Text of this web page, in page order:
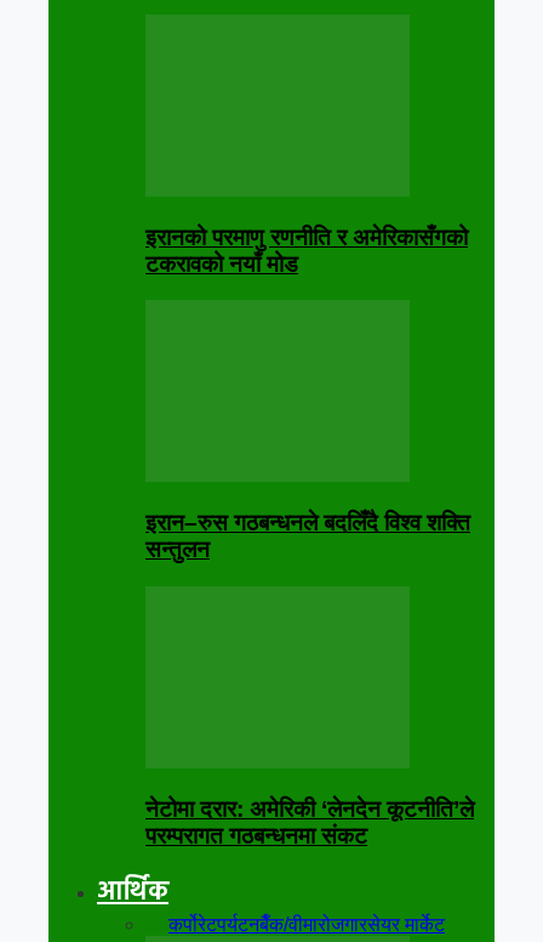
इरानको परमाणु रणनीति र अमेरिकासँगको
टकरावको नयाँ मोड
इरान–रुस गठबन्धनले बदलिँदै विश्व शक्ति
सन्तुलन
नेटोमा दरार: अमेरिकी ‘लेनदेन कूटनीति’ले
परम्परागत गठबन्धनमा संकट
आर्थिक
सबैकर्पोरेटपर्यटनबैँक/वीमारोजगारसेयर मार्केट